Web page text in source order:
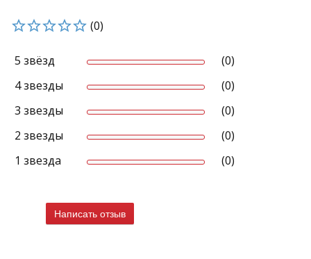
(0)
5 звёзд
(0)
4 звезды
(0)
3 звезды
(0)
2 звезды
(0)
1 звезда
(0)
Написать отзыв